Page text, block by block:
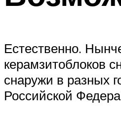
Естественно.
керамзитоблоков
снаружи в разных
Российской